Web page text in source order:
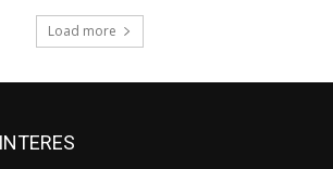
Load more